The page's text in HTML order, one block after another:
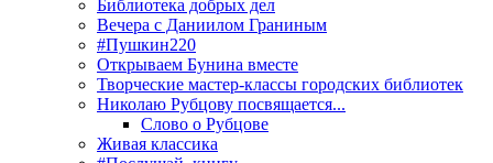
Библиотека добрых дел
Вечера с Даниилом Граниным
#Пушкин220
Открываем Бунина вместе
Творческие мастер-классы городских библиотек
Николаю Рубцову посвящается...
Слово о Рубцове
Живая классика